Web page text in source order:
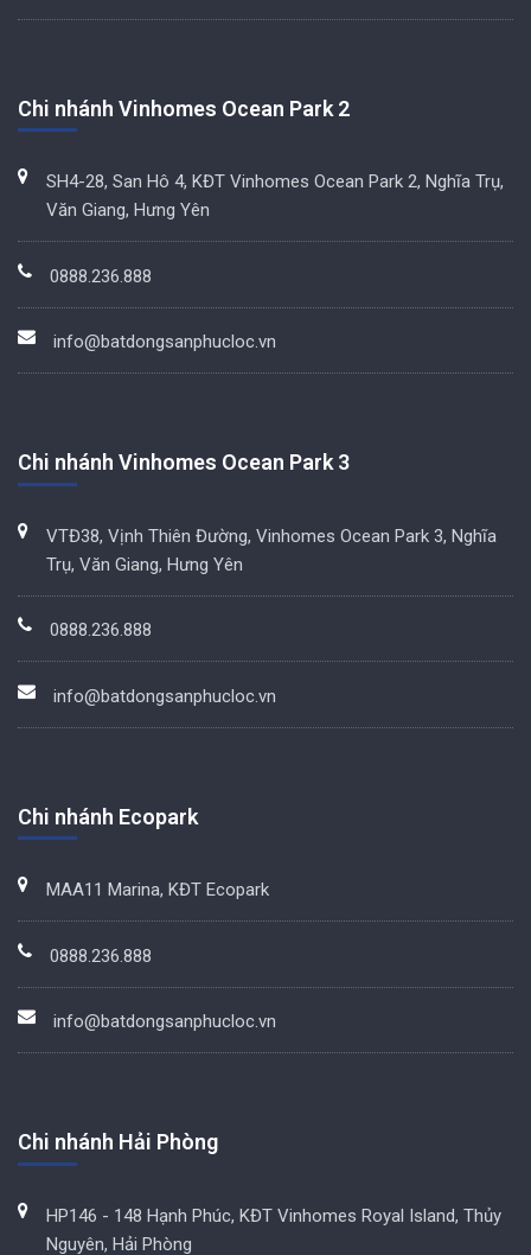
Chi nhánh Vinhomes Ocean Park 2
SH4-28, San Hô 4, KĐT Vinhomes Ocean Park 2, Nghĩa Trụ,
Văn Giang, Hưng Yên
0888.236.888
info@batdongsanphucloc.vn
Chi nhánh Vinhomes Ocean Park 3
VTĐ38, Vịnh Thiên Đường, Vinhomes Ocean Park 3, Nghĩa
Trụ, Văn Giang, Hưng Yên
0888.236.888
info@batdongsanphucloc.vn
Chi nhánh Ecopark
MAA11 Marina, KĐT Ecopark
0888.236.888
info@batdongsanphucloc.vn
Chi nhánh Hải Phòng
HP146 - 148 Hạnh Phúc, KĐT Vinhomes Royal Island, Thủy
Nguyên, Hải Phòng